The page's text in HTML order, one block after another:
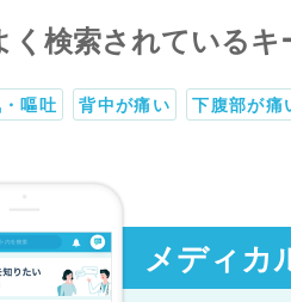
く検索されているキ
嘔吐 背中が痛い 下腹部が痛
メディカ